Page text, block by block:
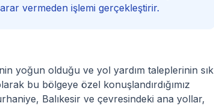
vermeden işlemi gerçekleştirir.
yoğun olduğu ve yol yardım taleplerinin sık
bu bölgeye özel konuşlandırdığımız
Balıkesir ve çevresindeki ana yollar,